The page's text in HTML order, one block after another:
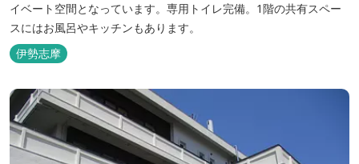
イベート空間となっています。専用トイレ完備。1階の共有スペー
スにはお風呂やキッチンもあります。
伊勢志摩